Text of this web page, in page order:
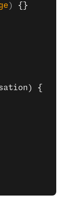
) {}
{